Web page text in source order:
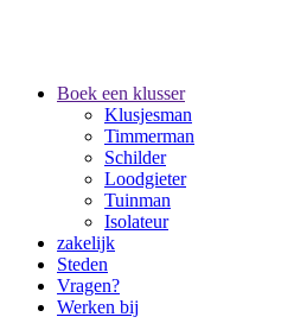
Boek een klusser
Klusjesman
Timmerman
Schilder
Loodgieter
Tuinman
Isolateur
zakelijk
Steden
Vragen?
Werken bij